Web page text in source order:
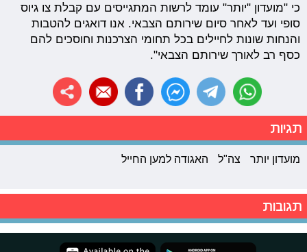
כי "מועדון "יותר" עומד לרשות המתגייסים עם קבלת צו גיוס
סופי ועד לאחר סיום שירותם הצבאי. אנו דואגים להטבות
והנחות שונות לחיילים בכל תחומי הצרכנות וחוסכים להם
כסף רב לאורך שירותם הצבאי".
תגיות
מועדון יותר צה"ל האגודה למען החייל
תגובות